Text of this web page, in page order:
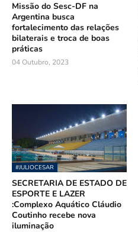
Missão do Sesc-DF na
Argentina busca
fortalecimento das relações
bilaterais e troca de boas
práticas
04 Outubro, 2023
#JULIOCESAR
SECRETARIA DE ESTADO DE
ESPORTE E LAZER
:Complexo Aquático Cláudio
Coutinho recebe nova
iluminação